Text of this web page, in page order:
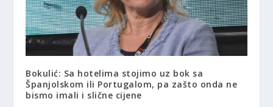
Bokulić: Sa hotelima stojimo uz bok sa
Španjolskom ili Portugalom, pa zašto onda ne
bismo imali i slične cijene